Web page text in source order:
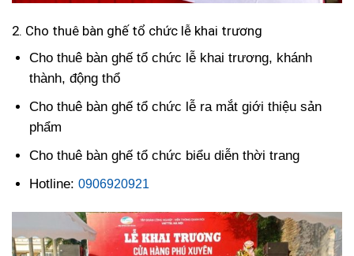
2. Cho thuê bàn ghế tổ chức lễ khai trương
Cho thuê bàn ghế tổ chức lễ khai trương, khánh
thành, động thổ
Cho thuê bàn ghế tổ chức lễ ra mắt giới thiệu sản
phẩm
Cho thuê bàn ghế tổ chức biểu diễn thời trang
Hotline: 0906920921